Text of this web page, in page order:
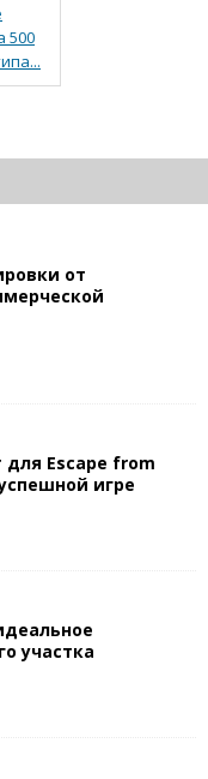
500
от
для Escape from
игре
участка